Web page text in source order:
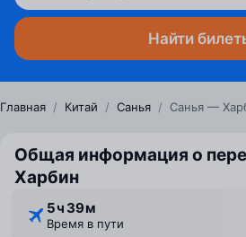
Найти
Главная / Китай / Санья / Санья —
Общая информация о
Харбин
5 ⁠ч 39 ⁠м
Время в пути